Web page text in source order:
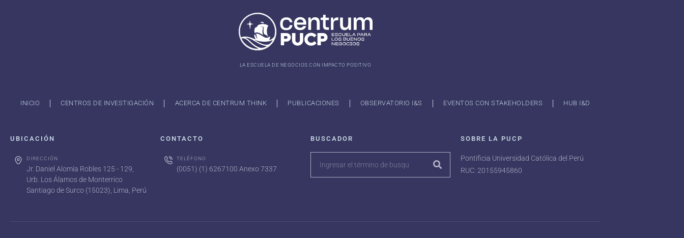
LA ESCUELA DE NEGOCIOS CON IMPACTO POSITIVO
INICIO CENTROS DE INVESTIGACIÓN ACERCA DE CENTRUM THINK PUBLICACIONES OBSERVATORIO I&S EVENTOS CON STAKEHOLDERS HUB I&D
UBICACIÓN
DIRECCIÓN
Jr. Daniel Alomía Robles 125 - 129,
Urb. Los Álamos de Monterrico
Santiago de Surco (15023), Lima, Perú
CONTACTO
TELÉFONO
(0051) (1) 6267100 Anexo 7337
BUSCADOR SOBRE LA PUCP
Pontificia Universidad Católica del Perú
RUC: 20155945860